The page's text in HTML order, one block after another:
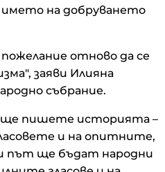
името на добруването
отново да се
заяви Илияна
събрание.
пишете историята –
и на опитните,
път ще бъдат народни